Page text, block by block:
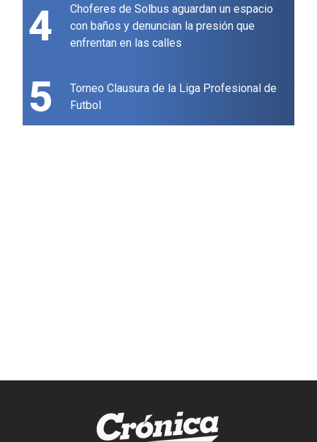
4
Choferes de Solbus aguardan un espacio
con baños y denuncian la presión que
enfrentan en las calles
5
Torneo Clausura de la Liga Profesional de
Futbol